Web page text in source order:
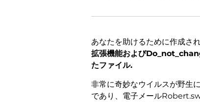
あなたを助けるために作成さ
拡張機能および
たファイル.
非常に奇妙なウイルスが野生
であり、電子メール